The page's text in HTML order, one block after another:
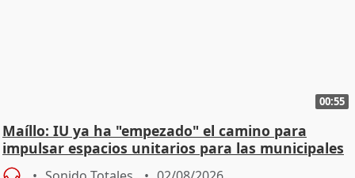
00:55
Maíllo: IU ya ha "empezado" el camino para
impulsar espacios unitarios para las municipales